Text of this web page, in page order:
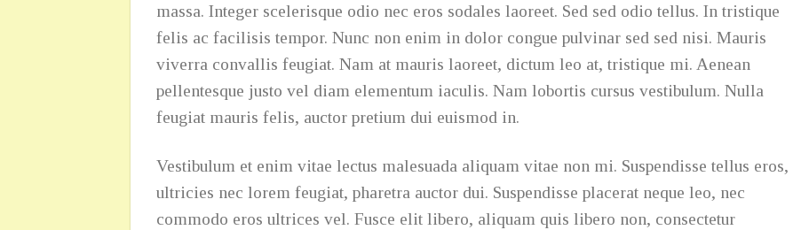
massa. Integer scelerisque odio nec eros sodales laoreet. Sed sed odio tellus. In tristique
felis ac facilisis tempor. Nunc non enim in dolor congue pulvinar sed sed nisi. Mauris
viverra convallis feugiat. Nam at mauris laoreet, dictum leo at, tristique mi. Aenean
pellentesque justo vel diam elementum iaculis. Nam lobortis cursus vestibulum. Nulla
feugiat mauris felis, auctor pretium dui euismod in.
Vestibulum et enim vitae lectus malesuada aliquam vitae non mi. Suspendisse tellus eros,
ultricies nec lorem feugiat, pharetra auctor dui. Suspendisse placerat neque leo, nec
commodo eros ultrices vel. Fusce elit libero, aliquam quis libero non, consectetur